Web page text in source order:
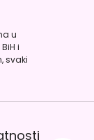
u
i
svaki